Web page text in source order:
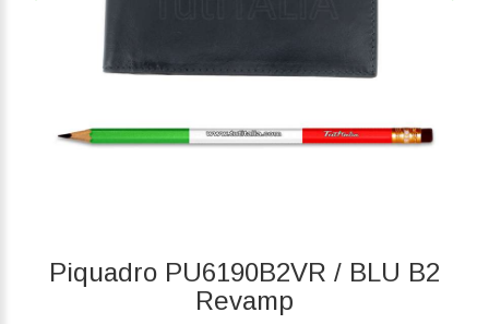
Piquadro PU6190B2VR / BLU B2
Revamp